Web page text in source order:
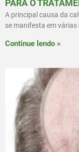
PARA O
A principal causa da
se manifesta em
Continue lendo »